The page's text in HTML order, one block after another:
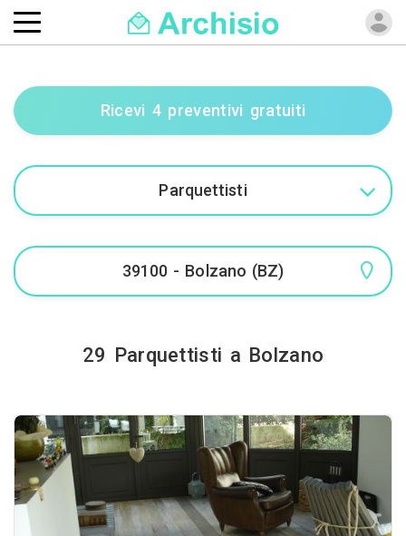
Ricevi 4 preventivi gratuiti
29 Parquettisti a Bolzano